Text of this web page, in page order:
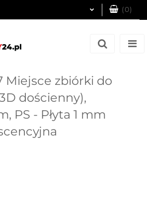
(0)
Miejsce zbiórki do
dościenny),
PS - Płyta 1 mm